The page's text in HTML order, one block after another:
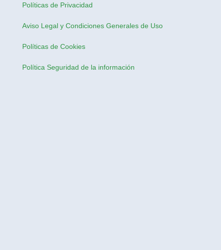
Políticas de Privacidad
Aviso Legal y Condiciones Generales de Uso
Políticas de Cookies
Política Seguridad de la información